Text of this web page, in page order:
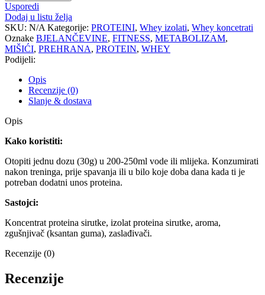
Usporedi
Dodaj u listu želja
SKU: N/A Kategorije: PROTEINI, Whey izolati, Whey koncetrati
Oznake BJELANČEVINE, FITNESS, METABOLIZAM,
MIŠIĆI, PREHRANA, PROTEIN, WHEY
Podijeli:
Opis
Recenzije (0)
Slanje & dostava
Opis
Kako koristiti:
Otopiti jednu dozu (30g) u 200-250ml vode ili mlijeka. Konzumirati
nakon treninga, prije spavanja ili u bilo koje doba dana kada ti je
potreban dodatni unos proteina.
Sastojci:
Koncentrat proteina sirutke, izolat proteina sirutke, aroma,
zgušnjivač (ksantan guma), zaslađivači.
Recenzije (0)
Recenzije